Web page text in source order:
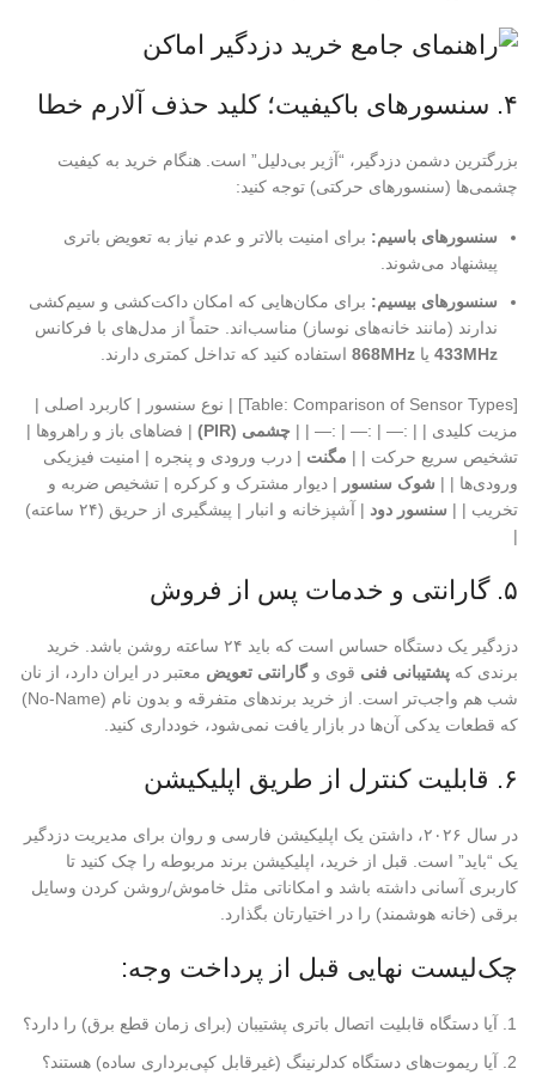
۴. سنسورهای باکیفیت؛ کلید حذف آلارم خطا
بزرگترین دشمن دزدگیر، “آژیر بی‌دلیل” است. هنگام خرید به کیفیت
چشمی‌ها (سنسورهای حرکتی) توجه کنید:
سنسورهای باسیم: برای امنیت بالاتر و عدم نیاز به تعویض باتری
پیشنهاد می‌شوند.
سنسورهای بیسیم: برای مکان‌هایی که امکان داکت‌کشی و سیم‌کشی
ندارند (مانند خانه‌های نوساز) مناسب‌اند. حتماً از مدل‌های با فرکانس
433MHz یا 868MHz استفاده کنید که تداخل کمتری دارند.
[Table: Comparison of Sensor Types] | نوع سنسور | کاربرد اصلی |
مزیت کلیدی | | :— | :— | :— | | چشمی (PIR)
| فضاهای باز و راهروها |
تشخیص سریع حرکت | | مگنت | درب ورودی و پنجره | امنیت فیزیکی
ورودی‌ها | | شوک سنسور | دیوار مشترک و کرکره | تشخیص ضربه و
تخریب | | سنسور دود
| آشپزخانه و انبار | پیشگیری از حریق (۲۴ ساعته)
|
۵. گارانتی و خدمات پس از فروش
دزدگیر یک دستگاه حساس است که باید ۲۴ ساعته روشن باشد. خرید
برندی که پشتیبانی فنی قوی وگارانتی تعویض معتبر در ایران دارد، از نان
شب هم واجب‌تر است. از خرید برندهای متفرقه و بدون نام (No-Name)
که قطعات یدکی آن‌ها در بازار یافت نمی‌شود، خودداری کنید.
۶. قابلیت کنترل از طریق اپلیکیشن
در سال ۲۰۲۶، داشتن یک اپلیکیشن فارسی و روان برای مدیریت دزدگیر
یک “باید” است. قبل از خرید، اپلیکیشن برند مربوطه را چک کنید تا
کاربری آسانی داشته باشد و امکاناتی مثل خاموش/روشن کردن وسایل
برقی (خانه هوشمند) را در اختیارتان بگذارد.
چک‌لیست نهایی قبل از پرداخت وجه:
آیا دستگاه قابلیت اتصال باتری پشتیبان (برای زمان قطع برق) را دارد؟
آیا ریموت‌های دستگاه کدلرنینگ (غیرقابل کپی‌برداری ساده) هستند؟